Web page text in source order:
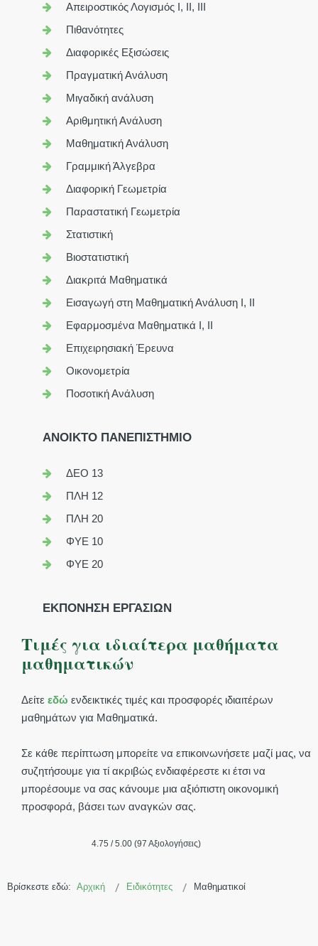
Απειροστικός Λογισμός Ι, ΙΙ, ΙΙΙ
Πιθανότητες
Διαφορικές Εξισώσεις
Πραγματική Ανάλυση
Μιγαδική ανάλυση
Αριθμητική Ανάλυση
Μαθηματική Ανάλυση
Γραμμική Άλγεβρα
Διαφορική Γεωμετρία
Παραστατική Γεωμετρία
Στατιστική
Βιοστατιστική
Διακριτά Μαθηματικά
Εισαγωγή στη Μαθηματική Ανάλυση Ι, ΙΙ
Εφαρμοσμένα Μαθηματικά Ι, ΙΙ
Επιχειρησιακή Έρευνα
Οικονομετρία
Ποσοτική Ανάλυση
ΑΝΟΙΚΤΟ ΠΑΝΕΠΙΣΤΗΜΙΟ
ΔΕΟ 13
ΠΛΗ 12
ΠΛΗ 20
ΦΥΕ 10
ΦΥΕ 20
ΕΚΠΟΝΗΣΗ ΕΡΓΑΣΙΩΝ
Τιμές για ιδιαίτερα μαθήματα
μαθηματικών
Δείτε εδώ ενδεικτικές τιμές και προσφορές ιδιαιτέρων
μαθημάτων για Μαθηματικά.
Σε κάθε περίπτωση μπορείτε να επικοινωνήσετε μαζί μας, να
συζητήσουμε για τί ακριβώς ενδιαφέρεστε κι έτσι να
μπορέσουμε να σας κάνουμε μια αξιόπιστη οικονομική
προσφορά, βάσει των αναγκών σας.
4.75 / 5.00 (97 Αξιολογήσεις)
Βρίσκεστε εδώ: Αρχική Ειδικότητες Μαθηματικοί